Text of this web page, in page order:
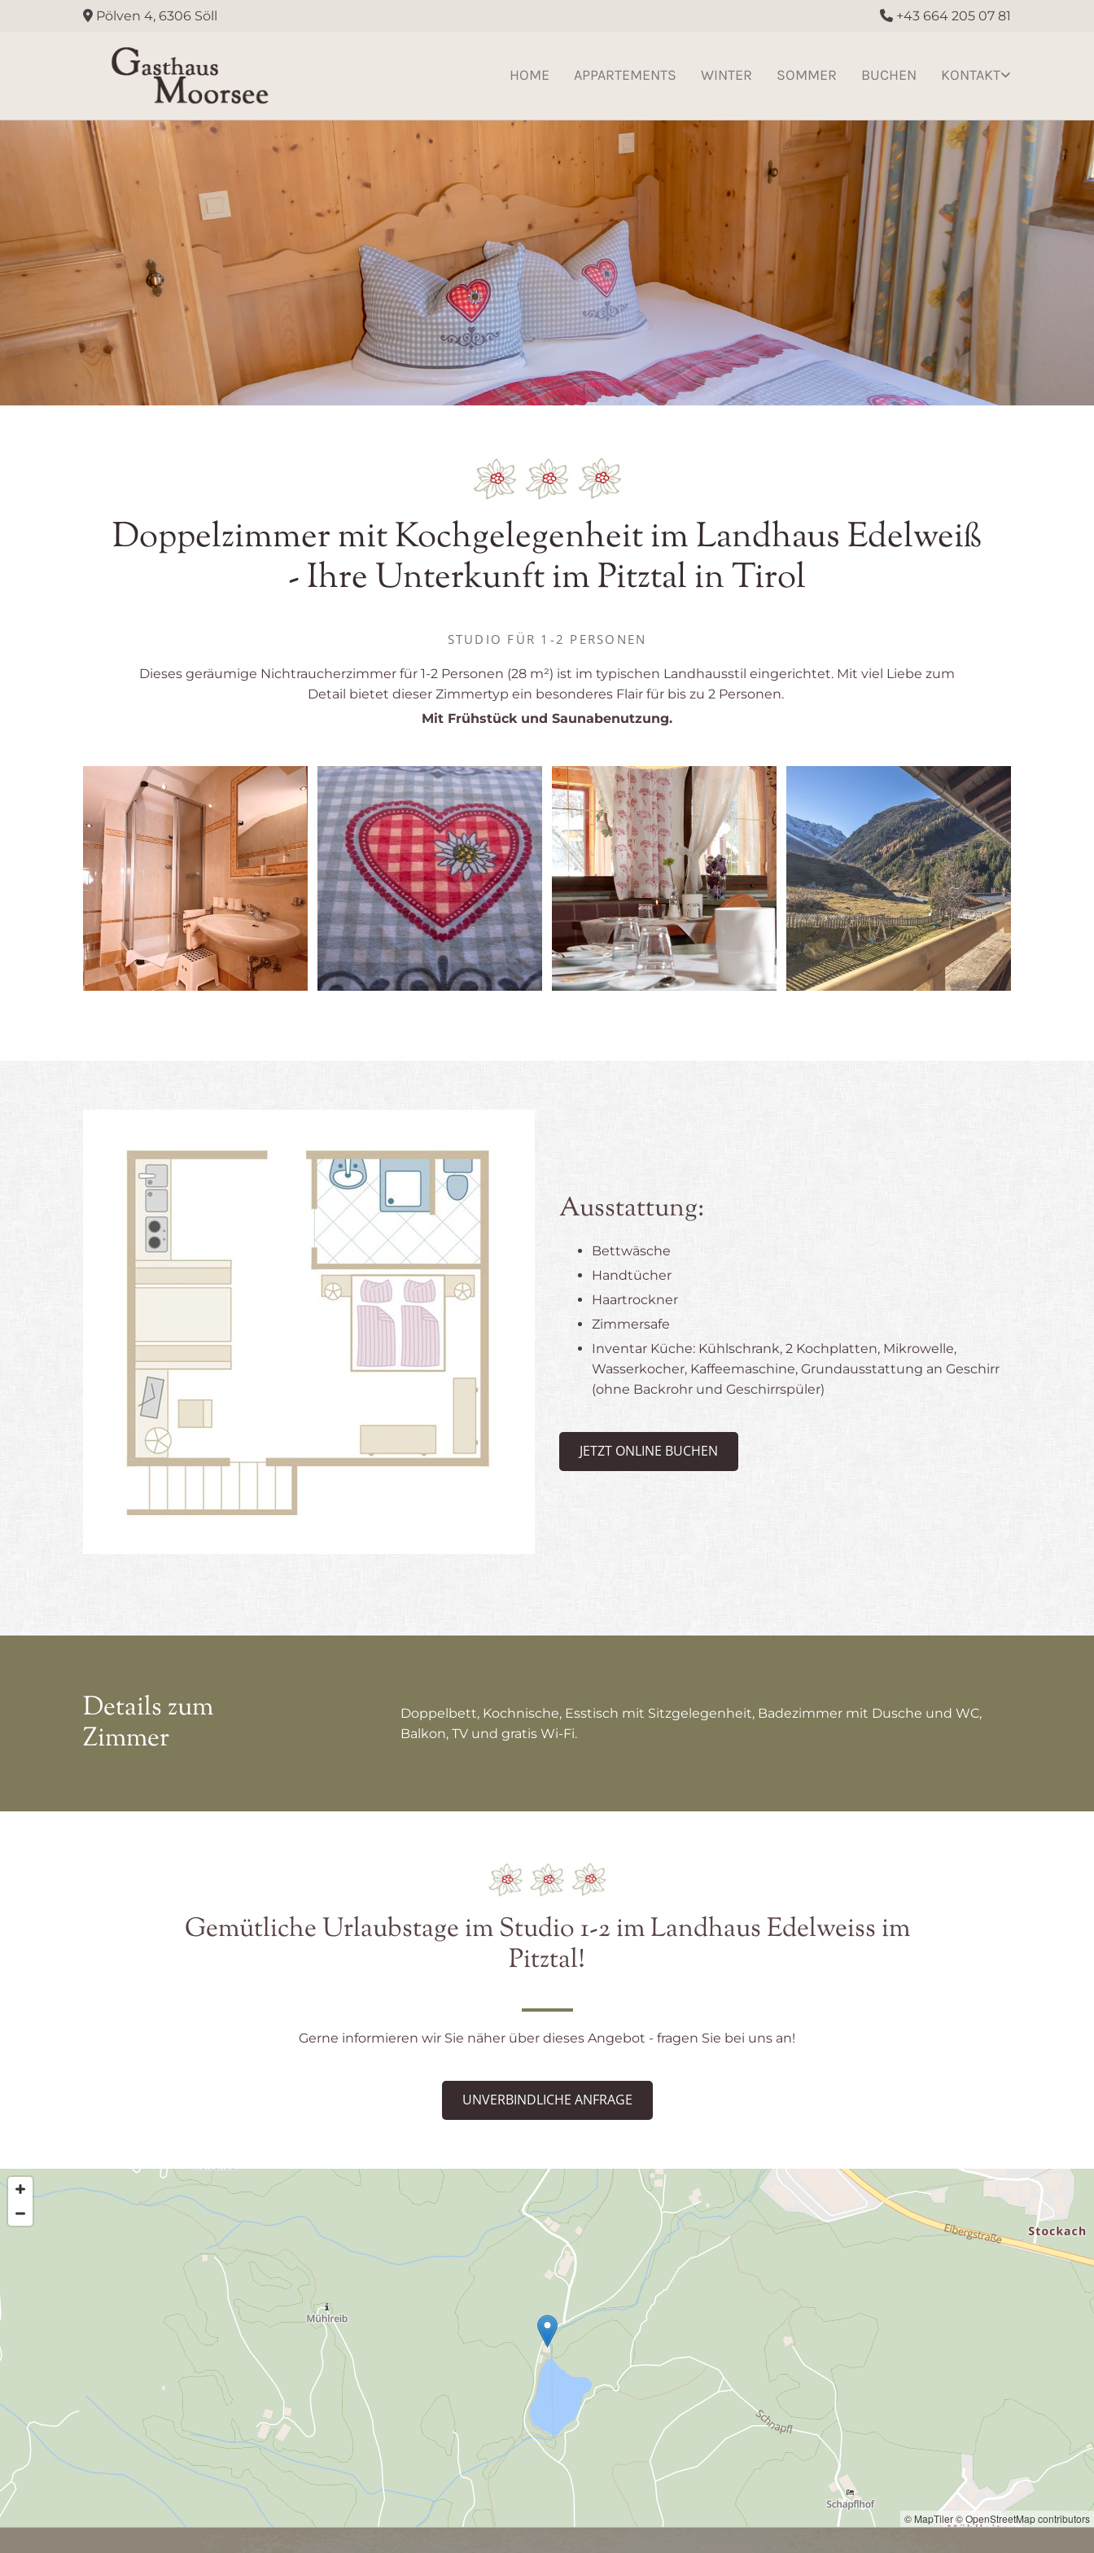
 Pölven 4, 6306 Söll  +43 664 205 07 81
HOME APPARTEMENTS WINTER SOMMER BUCHEN KONTAKT
Doppelzimmer mit Kochgelegenheit im Landhaus Edelweiß
- Ihre Unterkunft im Pitztal in Tirol
STUDIO FÜR 1-2 PERSONEN
Dieses geräumige Nichtraucherzimmer für 1-2 Personen (28 m²) ist im typischen Landhausstil eingerichtet. Mit viel Liebe zum
Detail bietet dieser Zimmertyp ein besonderes Flair für bis zu 2 Personen.
Mit Frühstück und Saunabenutzung.
Ausstattung:
Bettwäsche
Handtücher
Haartrockner
Zimmersafe
Inventar Küche: Kühlschrank, 2 Kochplatten, Mikrowelle,
Wasserkocher, Kaffeemaschine, Grundausstattung an Geschirr
(ohne Backrohr und Geschirrspüler)
JETZT ONLINE BUCHEN
Details zum
Zimmer
Doppelbett, Kochnische, Esstisch mit Sitzgelegenheit, Badezimmer mit Dusche und WC,
Balkon, TV und gratis Wi-Fi.
Gemütliche Urlaubstage im Studio 1-2 im Landhaus Edelweiss im
Pitztal!
Gerne informieren wir Sie näher über dieses Angebot - fragen Sie bei uns an!
UNVERBINDLICHE ANFRAGE
© MapTiler© OpenStreetMap contributors